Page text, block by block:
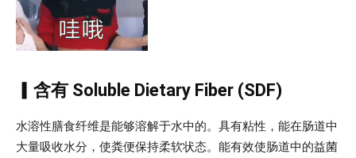
▎含有 Soluble Dietary Fiber (SDF)
水溶性膳食纤维是能够溶解于水中的。具有粘性，能在肠道中
大量吸收水分，使粪便保持柔软状态。能有效使肠道中的益菌